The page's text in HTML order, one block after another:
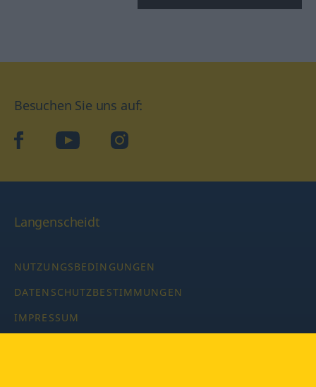
Besuchen Sie uns auf:
facebookYouTube Instagram
Langenscheidt
NUTZUNGSBEDINGUNGEN
DATENSCHUTZBESTIMMUNGEN
IMPRESSUM